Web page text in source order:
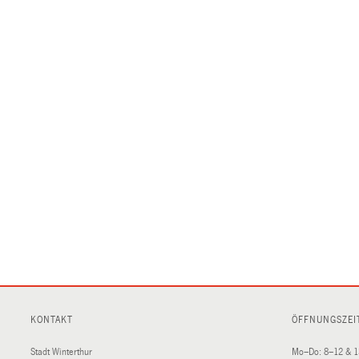
KONTAKT
Stadt Winterthur Mo–Do: 8–12 &